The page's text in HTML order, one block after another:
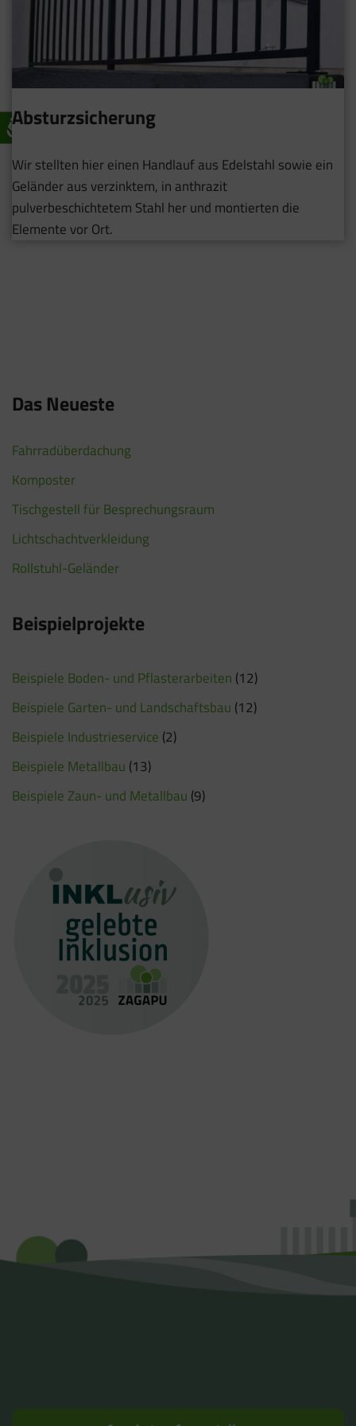
Absturzsicherung
Wir stellten hier einen Handlauf aus Edelstahl sowie ein
Geländer aus verzinktem, in anthrazit
pulverbeschichtetem Stahl her und montierten die
Elemente vor Ort.
Das Neueste
Fahrradüberdachung
Komposter
Tischgestell für Besprechungsraum
Lichtschachtverkleidung
Rollstuhl-Geländer
Beispielprojekte
Beispiele Boden- und Pflasterarbeiten (12)
Beispiele Garten- und Landschaftsbau (12)
Beispiele Industrieservice (2)
Beispiele Metallbau (13)
Beispiele Zaun- und Metallbau (9)